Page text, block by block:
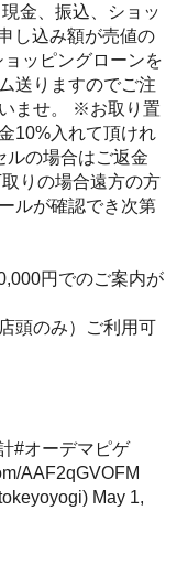
金、振込、ショッ
し込み額が売値の
ッピングローンを
送りますのでご注
ませ。 ※お取り置
10%入れて頂けれ
ルの場合はご返金
りの場合遠方の方
ルが確認でき次第
円でのご案内が
頭のみ）ご利用可
#オーデマピゲ
AAF2qGVOFM
May 1,